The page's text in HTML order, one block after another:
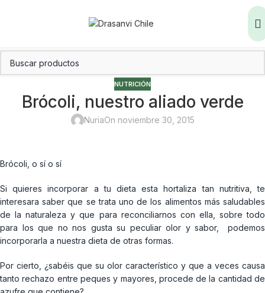
NUTRICIÓN
Brócoli, nuestro aliado verde
NuriaOn noviembre 30, 2015
Brócoli, o sí o sí
Si quieres incorporar a tu dieta esta hortaliza tan nutritiva, te
interesara saber que se trata uno de los alimentos más saludables
de la naturaleza y que para reconciliarnos con ella, sobre todo
para los que no nos gusta su peculiar olor y sabor, podemos
incorporarla a nuestra dieta de otras formas.
Por cierto, ¿sabéis que su olor característico y que a veces causa
tanto rechazo entre peques y mayores, procede de la cantidad de